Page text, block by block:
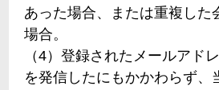
あった場合、または重複した
場合。
（4）登録されたメールアド
を発信したにもかかわらず、